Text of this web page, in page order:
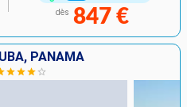
dès 847 €
PANAMA